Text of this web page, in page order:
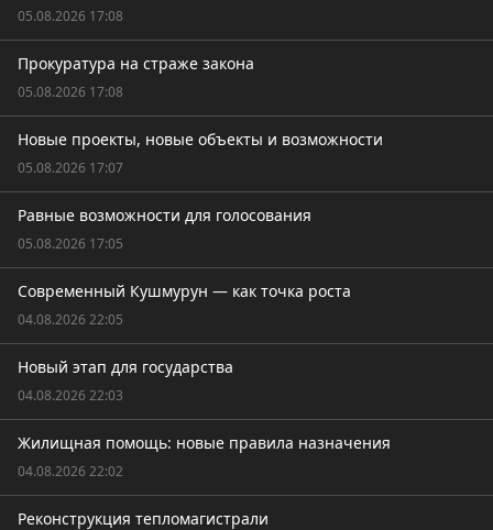
05.08.2026 17:08
Прокуратура на страже закона
05.08.2026 17:08
Новые проекты, новые объекты и возможности
05.08.2026 17:07
Равные возможности для голосования
05.08.2026 17:05
Современный Кушмурун — как точка роста
04.08.2026 22:05
Новый этап для государства
04.08.2026 22:03
Жилищная помощь: новые правила назначения
04.08.2026 22:02
Реконструкция тепломагистрали